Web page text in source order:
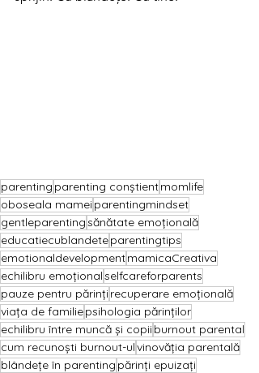
parenting parenting conștientmomlife
oboseala mamei parentingmindset
gentleparentingsănătate emoțională
educatiecublandeteparentingtips
emotionaldevelopmentmamicaCreativa
echilibru emoționalselfcareforparents
pauze pentru părinți recuperare emoțională
viața de familiepsihologia părinților
echilibru între muncă și copii burnout parental
cum recunoști burnout-ulvinovăția parentală
blândețe în parenting părinți epuizați